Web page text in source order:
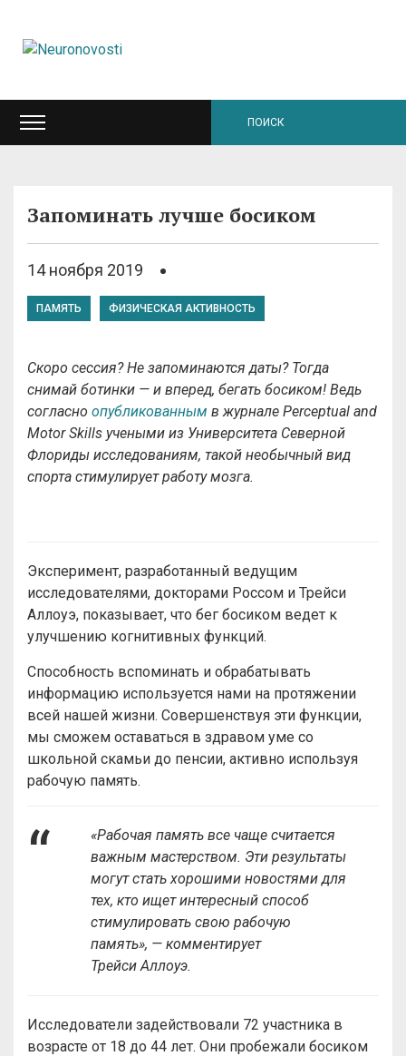
Запоминать лучше босиком
14 ноября 2019
ПАМЯТЬ ФИЗИЧЕСКАЯ АКТИВНОСТЬ
Скоро сессия? Не запоминаются даты? Тогда
снимай ботинки — и вперед, бегать босиком! Ведь
согласно опубликованным в журнале Perceptual and
Motor Skills учеными из Университета Северной
Флориды исследованиям, такой необычный вид
спорта стимулирует работу мозга.
Эксперимент, разработанный ведущим
исследователями, докторами Россом и Трейси
Аллоуэ, показывает, что бег босиком ведет к
улучшению когнитивных функций.
Способность вспоминать и обрабатывать
информацию используется нами на протяжении
всей нашей жизни. Совершенствуя эти функции,
мы сможем оставаться в здравом уме со
школьной скамьи до пенсии, активно используя
рабочую память.
«Рабочая память все чаще считается
важным мастерством. Эти результаты
могут стать хорошими новостями для
тех, кто ищет интересный способ
стимулировать свою рабочую
память», — комментирует
Трейси Аллоуэ.
Исследователи задействовали 72 участника в
возрасте от 18 до 44 лет. Они пробежали босиком